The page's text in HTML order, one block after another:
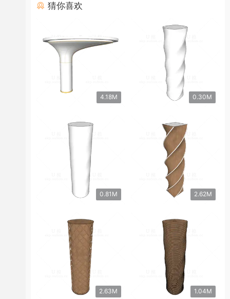
猜你喜欢
4.18M 0.30M
0.81M 2.62M
2.63M 1.04M